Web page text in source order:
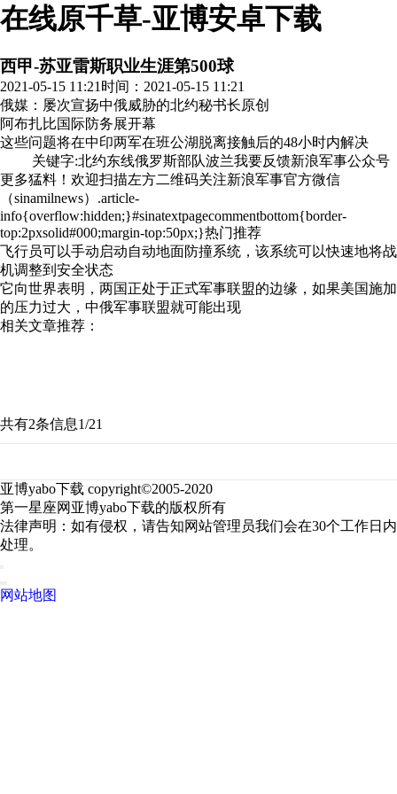
在线原千草-亚博安卓下载
西甲-苏亚雷斯职业生涯第500球
2021-05-15 11:21 时间：2021-05-15 11:21
俄媒：屡次宣扬中俄威胁的北约秘书长原创
阿布扎比国际防务展开幕
这些问题将在中印两军在班公湖脱离接触后的48小时内解决
关键字:北约东线俄罗斯部队波兰我要反馈新浪军事公众号
更多猛料！欢迎扫描左方二维码关注新浪军事官方微信
（sinamilnews）.article-
info{overflow:hidden;}#sinatextpagecommentbottom{border-
top:2pxsolid#000;margin-top:50px;}热门推荐
飞行员可以手动启动自动地面防撞系统，该系统可以快速地将战
机调整到安全状态
它向世界表明，两国正处于正式军事联盟的边缘，如果美国施加
的压力过大，中俄军事联盟就可能出现
相关文章推荐：
共有2条信息1/21
亚博yabo下载 copyright©2005-2020
第一星座网亚博yabo下载的版权所有
法律声明：如有侵权，请告知网站管理员我们会在30个工作日内
处理。
网站地图